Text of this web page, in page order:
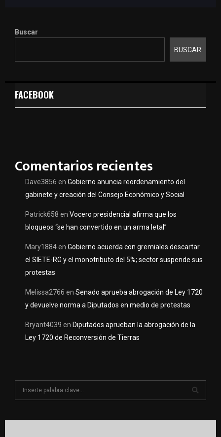
Buscar
BUSCAR
FACEBOOK
Comentarios recientes
Dave3856 en Gobierno anuncia reordenamiento del
gabinete y creación del Consejo Económico y Social
Patrick658 en Vocero presidencial afirma que los
bloqueos “se han convertido en un arma letal”
Mary1884en Gobierno acuerda con gremiales descartar
el SIETE-RG y el monotributo del 5%; sector suspende sus
protestas
Melissa2766 en Senado aprueba abrogación de Ley 1720
y devuelve norma a Diputados en medio de protestas
Bryant4039 en Diputados aprueban la abrogación de la
Ley 1720 de Reconversión de Tierras